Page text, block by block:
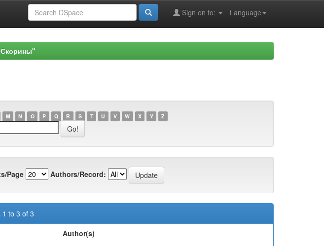
Language
Sign on to:
Скорины"
M N O P Q R S T U V W X Y Z
Page Authors/Record:
1 to 3 of 3
Author(s)